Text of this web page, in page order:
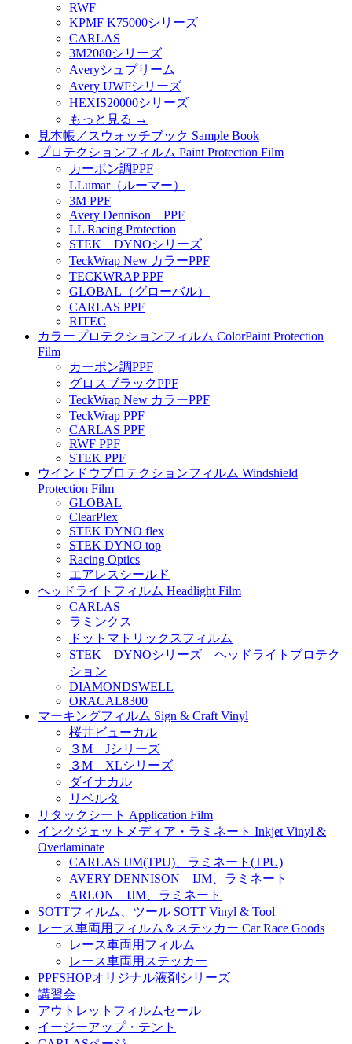
RWF
KPMF K75000シリーズ
CARLAS
3M2080シリーズ
Averyシュプリーム
Avery UWFシリーズ
HEXIS20000シリーズ
もっと見る →
見本帳／スウォッチブック Sample Book
プロテクションフィルム Paint Protection Film
カーボン調PPF
LLumar（ルーマー）
3M PPF
Avery Dennison PPF
LL Racing Protection
STEK DYNOシリーズ
TeckWrap New カラーPPF
TECKWRAP PPF
GLOBAL（グローバル）
CARLAS PPF
RITEC
カラープロテクションフィルム ColorPaint Protection
Film
カーボン調PPF
グロスブラックPPF
TeckWrap New カラーPPF
TeckWrap PPF
CARLAS PPF
RWF PPF
STEK PPF
ウインドウプロテクションフィルム Windshield
Protection Film
GLOBAL
ClearPlex
STEK DYNO flex
STEK DYNO top
Racing Optics
エアレスシールド
ヘッドライトフィルム Headlight Film
CARLAS
ラミンクス
ドットマトリックスフィルム
STEK DYNOシリーズ ヘッドライトプロテク
ション
DIAMONDSWELL
ORACAL8300
マーキングフィルム Sign & Craft Vinyl
桜井ビューカル
３M Jシリーズ
３M XLシリーズ
ダイナカル
リベルタ
リタックシート Application Film
インクジェットメディア・ラミネート Inkjet Vinyl &
Overlaminate
CARLAS IJM(TPU)、ラミネート(TPU)
AVERY DENNISON IJM、ラミネート
ARLON IJM、ラミネート
SOTTフィルム、ツール SOTT Vinyl & Tool
レース車両用フィルム＆ステッカー Car Race Goods
レース車両用フィルム
レース車両用ステッカー
PPFSHOPオリジナル液剤シリーズ
講習会
アウトレットフィルムセール
イージーアップ・テント